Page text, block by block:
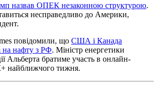
назвав ОПЕК незаконною структурою.
несправедливо до Америки,
повідомили, що США і Канада
на нафту з РФ. Міністр енергетики
Альберта братиме участь в онлайн-
найближчого тижня.